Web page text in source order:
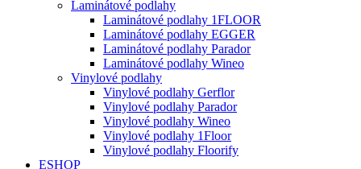
Laminátové podlahy
Laminátové podlahy 1FLOOR
Laminátové podlahy EGGER
Laminátové podlahy Parador
Laminátové podlahy Wineo
Vinylové podlahy
Vinylové podlahy Gerflor
Vinylové podlahy Parador
Vinylové podlahy Wineo
Vinylové podlahy 1Floor
Vinylové podlahy Floorify
ESHOP